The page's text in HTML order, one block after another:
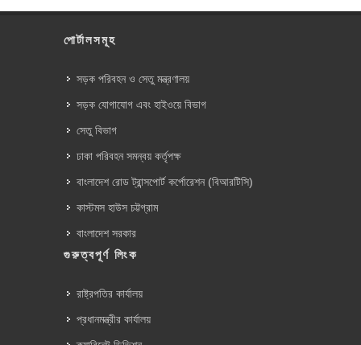
পোর্টালসমূহ
সড়ক পরিবহন ও সেতু মন্ত্রণালয়
সড়ক যোগাযোগ এবং হাইওয়ে বিভাগ
সেতু বিভাগ
ঢাকা পরিবহন সমন্বয় কর্তৃপক্ষ
বাংলাদেশ রোড ট্রান্সপোর্ট কর্পোরেশন (বিআরটিসি)
কাস্টমস হাউস চট্টগ্রাম
বাংলাদেশ সরকার
গুরুত্বপূর্ণ লিংক
রাষ্ট্রপতির কার্যালয়
প্রধানমন্ত্রীর কার্যালয়